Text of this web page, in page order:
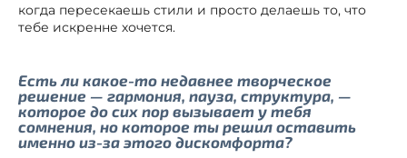
когда пересекаешь стили и просто делаешь то, что
тебе искренне хочется.
Есть ли какое-то недавнее творческое
решение — гармония, пауза, структура, —
которое до сих пор вызывает у тебя
сомнения, но которое ты решил оставить
именно из-за этого дискомфорта?